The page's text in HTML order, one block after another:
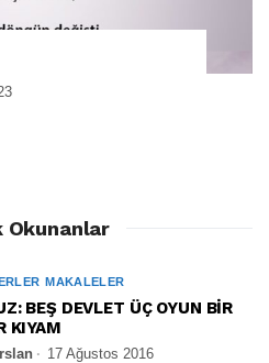
Okunanlar
MAKALELER
BEŞ DEVLET ÜÇ OYUN BİR
KIYAM
17 Ağustos 2016